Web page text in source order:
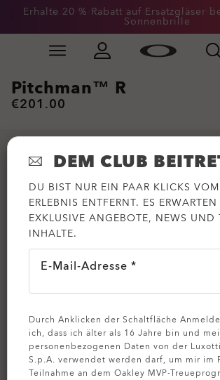
Skip to
Summer-Sale: Bis zu -50% auf
Accessoires
Erhalte 20 % Rabatt auf Ersatzgläser
Sonnenbrille
Slide 3 of 3. Erhalte 20 % Rabatt auf
Pitchman™ R
€201.00
DEM CLUB
DU BIST NUR EIN PAAR KLICKS
ERLEBNIS ENTFERNT. ES
EXKLUSIVE ANGEBOTE, NEWS UND
INHALTE.
E-Mail-Adresse *
Durch Anklicken der Schaltfläche
ich, dass ich älter als 16 Jahre bin und
personenbezogenen Daten von der
S.p.A. verwendet werden darf, um mir im
Teilnahme an dem Oakley MVP-